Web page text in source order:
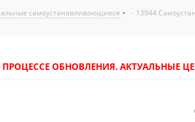
самоустанавливающиеся - 13944
ПРОЦЕССЕ ОБНОВЛЕНИЯ. АКТУАЛЬНЫЕ